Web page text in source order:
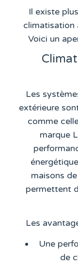
Il existe
climatisation
Voici un
Les
extérieure
comme
marque
maisons
permettent
Les
Une
de